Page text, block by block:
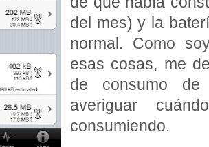
del mes) y la
normal. Como
esas cosas, me
de consumo de
averiguar
consumiendo.